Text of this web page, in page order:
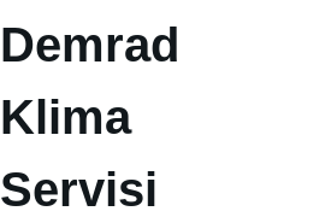
Demrad
Klima
Servisi